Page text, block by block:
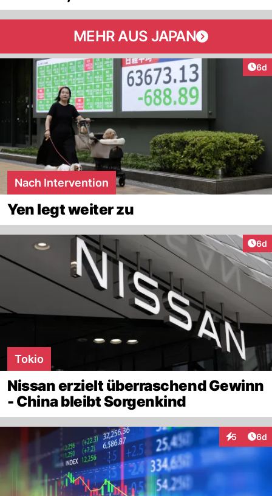
MEHR AUS JAPAN
6d
Nach Intervention
Yen legt weiter zu
6d
Tokio
Nissan erzielt überraschend Gewinn
- China bleibt Sorgenkind
5 6d